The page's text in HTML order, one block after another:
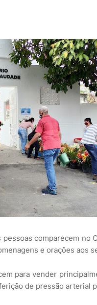
comparecem no
e orações aos
para vender
de pressão arterial